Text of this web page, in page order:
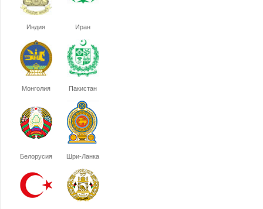
Индия Иран
Монголия Пакистан
Белорусия Шри-Ланка